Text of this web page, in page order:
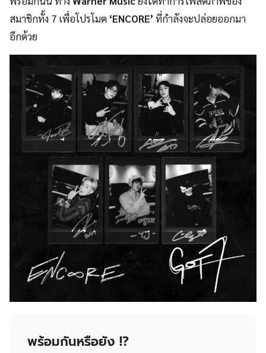
สมาชิกทั้ง 7 เพื่อโปรโมต ‘ENCORE’ ที่กำลังจะปล่อยออกมา
อีกด้วย
พร้อมกันหรือยัง !?